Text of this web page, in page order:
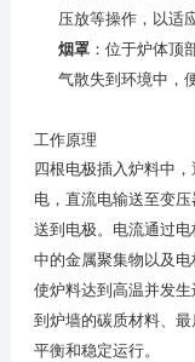
压放等操作，以适
烟罩 ：位于炉体顶
气散失到环境中，
工作原理
四根电极插入炉料中
电，直流电输送至变
送到电极。电流通过
中的金属聚集物以及
使炉料达到高温并发
到炉墙的碳质材料、
平衡和稳定运行。